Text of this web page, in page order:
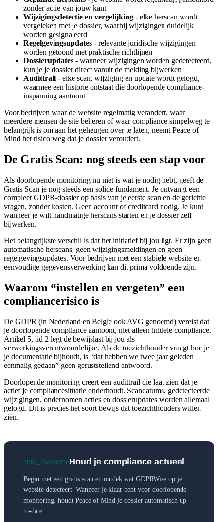
zonder actie van jouw kant
Wijzigingsdetectie en vergelijking - elke herscan wordt
vergeleken met je dossier, waarbij wijzigingen duidelijk
worden gesignaleerd
Regelgevingsupdates - relevante juridische wijzigingen
worden getoond met praktische richtlijnen
Dossierupdates - wanneer wijzigingen worden gedetecteerd,
kun je je dossier direct vanuit de melding bijwerken
Audittrail - elke scan, wijziging en update wordt gelogd,
waarmee een historie ontstaat die doorlopende compliance-
inspanning aantoont
Voor bedrijven waar de website regelmatig verandert, waar
meerdere mensen de site beheren of waar compliance simpelweg te
belangrijk is om aan het geheugen over te laten, neemt Peace of
Mind het risico weg dat je dossier veroudert.
De Gratis Scan: nog steeds een stap voor
Als doorlopende monitoring nu niet is wat je nodig hebt, geeft de
Gratis Scan je nog steeds een solide fundament. Je ontvangt een
compleet GDPR-dossier op basis van je eerste scan en de gerichte
vragen, zonder kosten. Geen account of creditcard nodig. Je kunt
wanneer je wilt handmatige herscans starten en je dossier zelf
bijwerken.
Het belangrijkste verschil is dat het initiatief bij jou ligt. Er zijn geen
automatische herscans, geen wijzigingsmeldingen en geen
regelgevingsupdates. Voor bedrijven met een stabiele website en
eenvoudige gegevensverwerking kan dit prima voldoende zijn.
Waarom “instellen en vergeten” een
compliancerisico is
De GDPR (in Nederland en Belgie ook AVG genoemd) vereist dat
je doorlopende compliance aantoont, niet alleen initiele compliance.
Artikel 5, lid 2 legt de bewijslast bij jou als
verwerkingsverantwoordelijke. Als de toezichthouder vraagt hoe je
je documentatie bijhoudt, is “dat hebben we twee jaar geleden
eenmalig gedaan” geen geruststellend antwoord.
Doorlopende monitoring creert een audittrail die laat zien dat je
actief je compliancesituatie onderhoudt. Scandatums, gedetecteerde
wijzigingen, ondernomen acties en dossierupdates worden allemaal
gelogd. Dit is precies het soort bewijs dat toezichthouders willen
zien.
auto_awesomeHoud je compliance actueel
Begin met een gratis scan en ontdek wat GDPRWise op je
website detecteert. Wanneer je klaar bent voor doorlopende
monitoring, houdt Peace of Mind je dossier automatisch up-
to-date.